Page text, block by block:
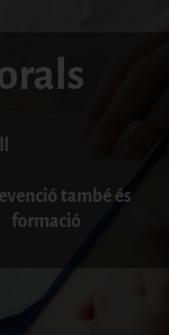
també és
formació